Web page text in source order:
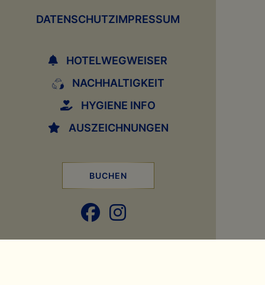
DATENSCHUTZIMPRESSUM
HOTELWEGWEISER
NACHHALTIGKEIT
HYGIENE INFO
AUSZEICHNUNGEN
BUCHEN